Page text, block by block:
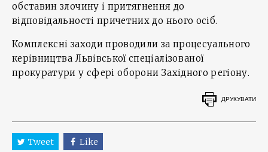
обставин злочину і притягнення до
відповідальності причетних до нього осіб.
Комплексні заходи проводили за процесуального
керівництва Львівської спеціалізованої
прокуратури у сфері оборони Західного регіону.
ДРУКУВАТИ
Tweet Like